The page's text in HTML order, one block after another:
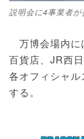
説明会に4事業者が
万博会場内に
百貨店、JR西
各オフィシャ
する。